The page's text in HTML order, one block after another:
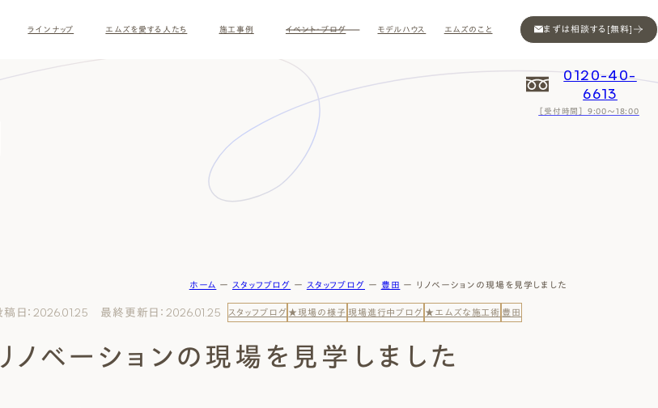
ラインナップ エムズを愛する人たち
お客様の暮らしインタビュー
Voice
施主様インスタ
Owners Instagram
施工事例
ナチュラルモダン
Natural Modern
和モダン
Japanese Modern
イベント・ブログ モデルハウス エムズのこと
スタッフ紹介
Staff
クレーム公開
Claim
0120-40-
6613
［受付時間］ 9:00～18:00
まずは相談する[無料]
ホーム ー スタッフブログ ー スタッフブログ ー 豊田 ー リノベーションの現場を見学しました
稿日：2026.01.25 最終更新日：2026.01.25 スタッフブログ ★現場の様子 現場進行中ブログ ★エムズな施工術 豊田
ノベーションの現場を見学しました